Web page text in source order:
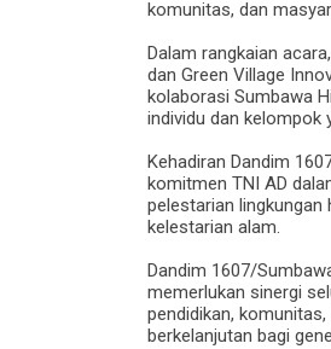
komunitas, dan
‎Dalam rangkaian
dan Green Village
kolaborasi Sumbawa
individu dan kelompok
‎Kehadiran Dandim
komitmen TNI AD
pelestarian lingkungan
kelestarian alam.
‎Dandim 1607/
memerlukan sinergi
pendidikan,
berkelanjutan bagi